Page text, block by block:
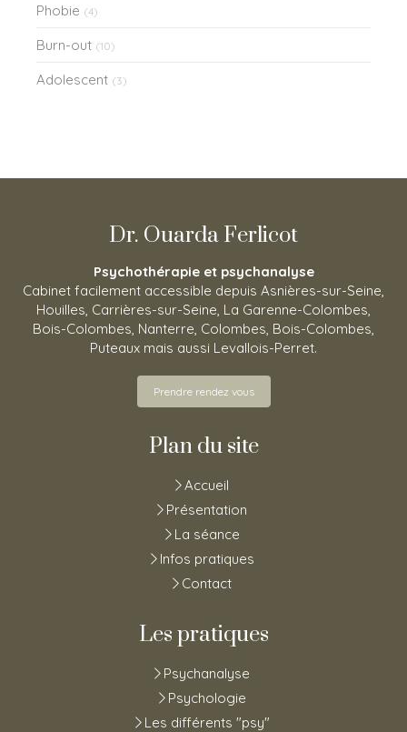
Phobie (4)
Burn-out (10)
Adolescent (3)
Dr. Ouarda Ferlicot
Psychothérapie et psychanalyse
Cabinet facilement accessible depuis Asnières-sur-Seine,
Houilles, Carrières-sur-Seine, La Garenne-Colombes,
Bois-Colombes, Nanterre, Colombes, Bois-Colombes,
Puteaux mais aussi Levallois-Perret.
Prendre rendez vous
Plan du site
Accueil
Présentation
La séance
Infos pratiques
Contact
Les pratiques
Psychanalyse
Psychologie
Les différents "psy"